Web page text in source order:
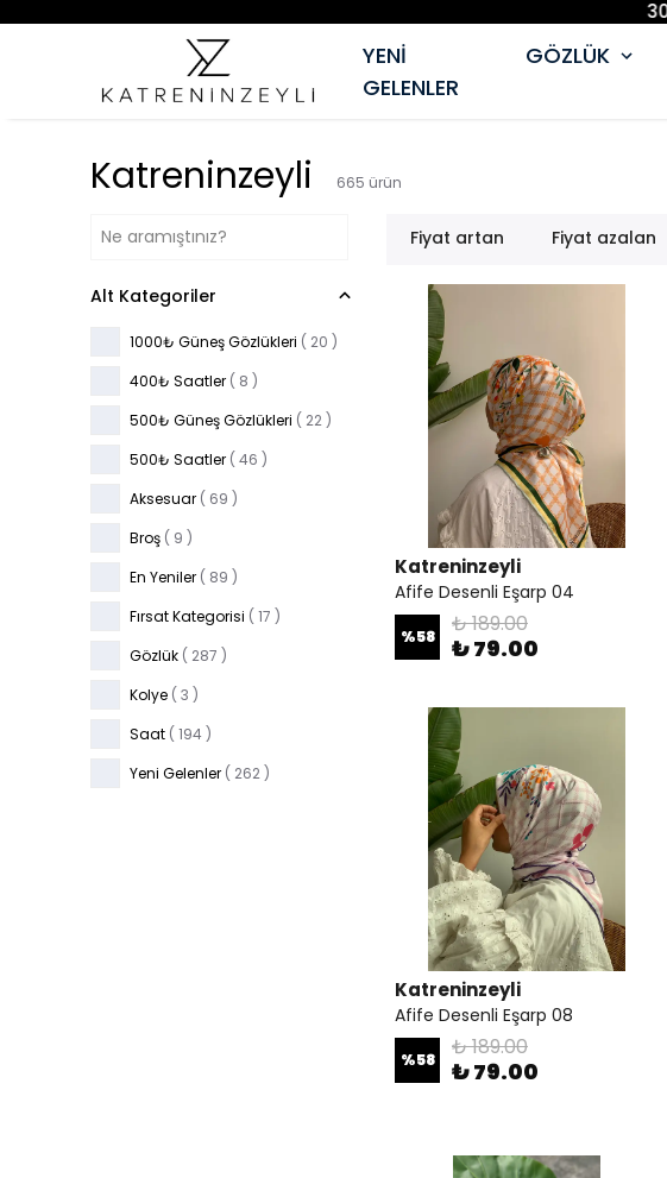
YENİ
GELENLER
GÖZLÜK
Katreninzeyli 665 ürün
Fiyat artan Fiyat azalan
Alt Kategoriler
1000₺ Güneş Gözlükleri ( 20 )
400₺ Saatler ( 8 )
500₺ Güneş Gözlükleri ( 22 )
500₺ Saatler ( 46 )
Aksesuar ( 69 )
Broş ( 9 )
En Yeniler ( 89 )
Fırsat Kategorisi ( 17 )
Gözlük ( 287 )
Kolye ( 3 )
Saat ( 194 )
Yeni Gelenler ( 262 )
Katreninzeyli
Afife Desenli Eşarp 04
%58 ₺ 189.00
₺ 79.00
Katreninzeyli
Afife Desenli Eşarp 08
%58 ₺ 189.00
₺ 79.00